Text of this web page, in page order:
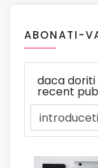
ABONATI-
daca doriti
recent